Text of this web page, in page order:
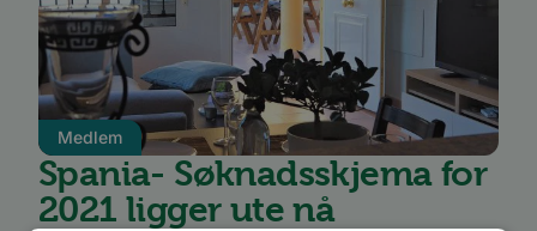
Medlem
Spania- Søknadsskjema for
2021 ligger ute nå